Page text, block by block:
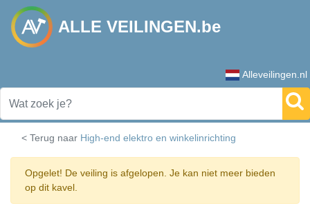
ALLE VEILINGEN.be
Alleveilingen.nl
< Terug naar High-end elektro en winkelinrichting
Opgelet! De veiling is afgelopen. Je kan niet meer bieden
op dit kavel.